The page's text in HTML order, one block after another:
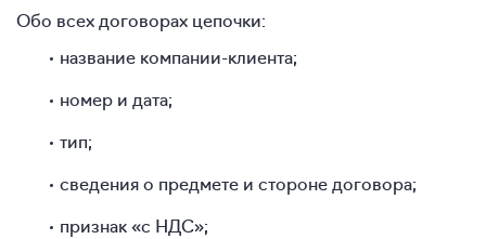
Обо всех договорах цепочки:
название компании-клиента;
номер и дата;
тип;
сведения о предмете и стороне договора;
признак «с НДС»;